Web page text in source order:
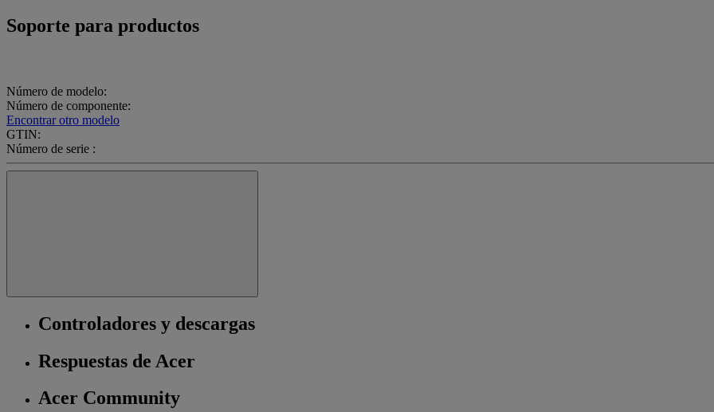
Soporte para productos
Número de modelo:
Número de componente:
Encontrar otro modelo
GTIN:
Número de serie :
Controladores y descargas
Respuestas de Acer
Acer Community